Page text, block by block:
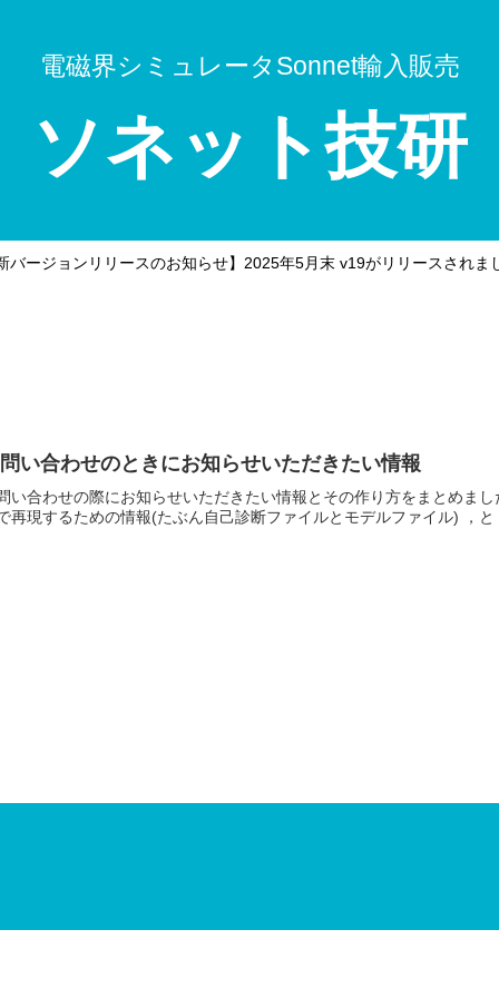
電磁界シミュレータSonnet輸入販売
ソネット技研
バージョンリリースのお知らせ】2025年5月末 v19がリリースされま
い合わせのときにお知らせいただきたい情報
い合わせの際にお知らせいただきたい情報とその作り方をまとめま
再現するための情報(たぶん自己診断ファイルとモデルファイル) ，